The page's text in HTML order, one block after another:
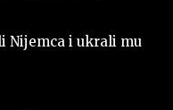
Nijemca i ukrali mu